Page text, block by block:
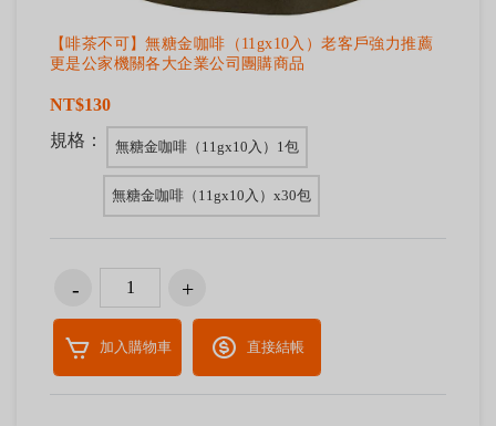
【啡茶不可】無糖金咖啡（11gx10入）老客戶強力推薦
更是公家機關各大企業公司團購商品
NT$130
規格：
無糖金咖啡（11gx10入）1包
無糖金咖啡（11gx10入）x30包
加入購物車 直接結帳